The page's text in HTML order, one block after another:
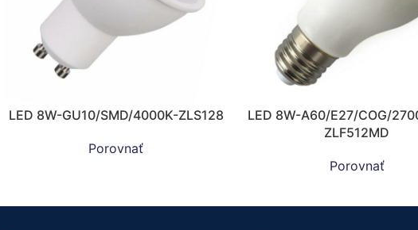
LED 8W-GU10/SMD/4000K-ZLS128
Porovnať
LED 8W-A60/E27/COG/
ZLF512MD
Porovnať